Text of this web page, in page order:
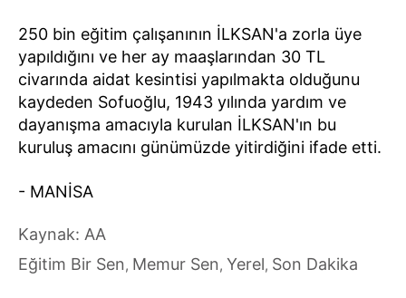
250 bin eğitim çalışanının İLKSAN'a zorla üye
yapıldığını ve her ay maaşlarından 30 TL
civarında aidat kesintisi yapılmakta olduğunu
kaydeden Sofuoğlu, 1943 yılında yardım ve
dayanışma amacıyla kurulan İLKSAN'ın bu
kuruluş amacını günümüzde yitirdiğini ifade etti.
- MANİSA
Kaynak: AA
Eğitim Bir Sen, Memur Sen, Yerel, Son Dakika